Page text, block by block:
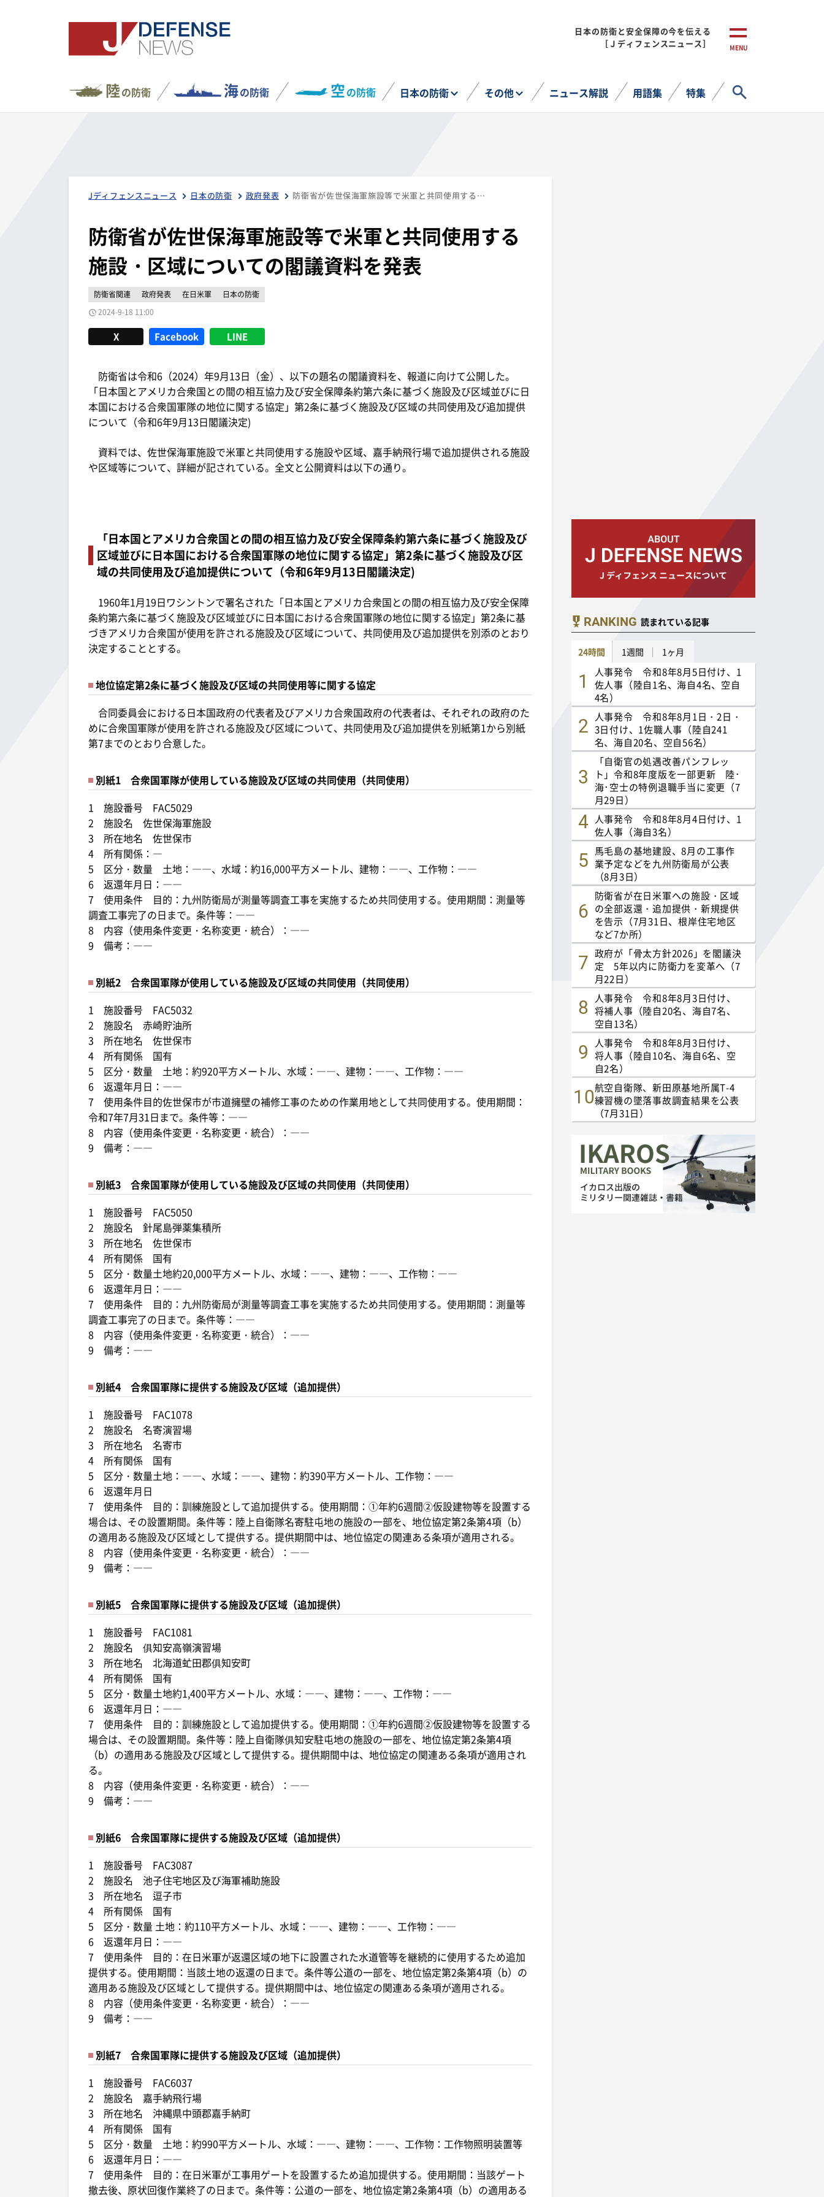
日本の防衛と安全保障の今を伝える
［Ｊディフェンスニュース］
MENU
陸の防衛 海の防衛 空の防衛 日本の防衛 その他 ニュース解説 用語集 特集
Jディフェンスニュース 日本の防衛 政府発表 防衛省が佐世保海軍施設等で米軍と共同使用する施設・区域についての閣議資料を発表
防衛省が佐世保海軍施設等で米軍と共同使用する
施設・区域についての閣議資料を発表
防衛省関連 政府発表 在日米軍
日本の防衛
2024-9-18 11:00
X Facebook LINE
防衛省は令和6（2024）年9月13日（金）、以下の題名の閣議資料を、報道に向けて公開した。
「日本国とアメリカ合衆国との間の相互協力及び安全保障条約第六条に基づく施設及び区域並びに日
本国における合衆国軍隊の地位に関する協定」第2条に基づく施設及び区域の共同使用及び追加提供
について（令和6年9月13日閣議決定)
資料では、佐世保海軍施設で米軍と共同使用する施設や区域、嘉手納飛行場で追加提供される施設
や区域等について、詳細が記されている。全文と公開資料は以下の通り。
「日本国とアメリカ合衆国との間の相互協力及び安全保障条約第六条に基づく施設及び
区域並びに日本国における合衆国軍隊の地位に関する協定」第2条に基づく施設及び区
域の共同使用及び追加提供について（令和6年9月13日閣議決定)
1960年1月19日ワシントンで署名された「日本国とアメリカ合衆国との間の相互協力及び安全保障
条約第六条に基づく施設及び区域並びに日本国における合衆国軍隊の地位に関する協定」第2条に基
づきアメリカ合衆国が使用を許される施設及び区域について、共同使用及び追加提供を別添のとおり
決定することとする。
地位協定第2条に基づく施設及び区域の共同使用等に関する協定
合同委員会における日本国政府の代表者及びアメリカ合衆国政府の代表者は、それぞれの政府のた
めに合衆国軍隊が使用を許される施設及び区域について、共同使用及び追加提供を別紙第1から別紙
第7までのとおり合意した。
別紙1 合衆国軍隊が使用している施設及び区域の共同使用（共同使用）
1 施設番号 FAC5029
2 施設名 佐世保海軍施設
3 所在地名 佐世保市
4 所有関係：―
5 区分・数量 土地：――、水域：約16,000平方メートル、建物：――、工作物：――
6 返還年月日：――
7 使用条件 目的：九州防衛局が測量等調査工事を実施するため共同使用する。使用期間：測量等
調査工事完了の日まで。条件等：――
8 内容（使用条件変更・名称変更・統合）：――
9 備考：――
別紙2 合衆国軍隊が使用している施設及び区域の共同使用（共同使用）
1 施設番号 FAC5032
2 施設名 赤崎貯油所
3 所在地名 佐世保市
4 所有関係 国有
5 区分・数量 土地：約920平方メートル、水域：――、建物：――、工作物：――
6 返還年月日：――
7 使用条件目的佐世保市が市道擁壁の補修工事のための作業用地として共同使用する。使用期間：
令和7年7月31日まで。条件等：――
8 内容（使用条件変更・名称変更・統合）：――
9 備考：――
別紙3 合衆国軍隊が使用している施設及び区域の共同使用（共同使用）
1 施設番号 FAC5050
2 施設名 針尾島弾薬集積所
3 所在地名 佐世保市
4 所有関係 国有
5 区分・数量土地約20,000平方メートル、水域：――、建物：――、工作物：――
6 返還年月日：――
7 使用条件 目的：九州防衛局が測量等調査工事を実施するため共同使用する。使用期間：測量等
調査工事完了の日まで。条件等：――
8 内容（使用条件変更・名称変更・統合）：――
9 備考：――
別紙4 合衆国軍隊に提供する施設及び区域（追加提供）
1 施設番号 FAC1078
2 施設名 名寄演習場
3 所在地名 名寄市
4 所有関係 国有
5 区分・数量土地：――、水域：――、建物：約390平方メートル、工作物：――
6 返還年月日
7 使用条件 目的：訓練施設として追加提供する。使用期間：①年約6週間②仮設建物等を設置する
場合は、その設置期間。条件等：陸上自衛隊名寄駐屯地の施設の一部を、地位協定第2条第4項（b）
の適用ある施設及び区域として提供する。提供期間中は、地位協定の関連ある条項が適用される。
8 内容（使用条件変更・名称変更・統合）：――
9 備考：――
別紙5 合衆国軍隊に提供する施設及び区域（追加提供）
1 施設番号 FAC1081
2 施設名 俱知安高嶺演習場
3 所在地名 北海道虻田郡俱知安町
4 所有関係 国有
5 区分・数量土地約1,400平方メートル、水域：――、建物：――、工作物：――
6 返還年月日：――
7 使用条件 目的：訓練施設として追加提供する。使用期間：①年約6週間②仮設建物等を設置する
場合は、その設置期間。条件等：陸上自衛隊俱知安駐屯地の施設の一部を、地位協定第2条第4項
（b）の適用ある施設及び区域として提供する。提供期間中は、地位協定の関連ある条項が適用され
る。
8 内容（使用条件変更・名称変更・統合）：――
9 備考：――
別紙6 合衆国軍隊に提供する施設及び区域（追加提供）
1 施設番号 FAC3087
2 施設名 池子住宅地区及び海軍補助施設
3 所在地名 逗子市
4 所有関係 国有
5 区分・数量 土地：約110平方メートル、水域：――、建物：――、工作物：――
6 返還年月日：――
7 使用条件 目的：在日米軍が返還区域の地下に設置された水道管等を継続的に使用するため追加
提供する。使用期間：当該土地の返還の日まで。条件等公道の一部を、地位協定第2条第4項（b）の
適用ある施設及び区域として提供する。提供期間中は、地位協定の関連ある条項が適用される。
8 内容（使用条件変更・名称変更・統合）：――
9 備考：――
別紙7 合衆国軍隊に提供する施設及び区域（追加提供）
1 施設番号 FAC6037
2 施設名 嘉手納飛行場
3 所在地名 沖縄県中頭郡嘉手納町
4 所有関係 国有
5 区分・数量 土地：約990平方メートル、水域：――、建物：――、工作物：工作物照明装置等
6 返還年月日：――
7 使用条件 目的：在日米軍が工事用ゲートを設置するため追加提供する。使用期間：当該ゲート
撤去後、原状回復作業終了の日まで。条件等：公道の一部を、地位協定第2条第4項（b）の適用ある
RANKING 読まれている記事
24時間 1週間 1ヶ月
人事発令 令和8年8月5日付け、1
佐人事（陸自1名、海自4名、空自
4名）
人事発令 令和8年8月1日・2日・
3日付け、1佐職人事（陸自241
名、海自20名、空自56名）
「自衛官の処遇改善パンフレッ
ト」令和8年度版を一部更新 陸･
海･空士の特例退職手当に変更（7
月29日）
人事発令 令和8年8月4日付け、1
佐人事（海自3名）
馬毛島の基地建設、8月の工事作
業予定などを九州防衛局が公表
（8月3日）
防衛省が在日米軍への施設・区域
の全部返還・追加提供・新規提供
を告示（7月31日、根岸住宅地区
など7か所）
政府が「骨太方針2026」を閣議決
定 5年以内に防衛力を変革へ（7
月22日）
人事発令 令和8年8月3日付け、
将補人事（陸自20名、海自7名、
空自13名）
人事発令 令和8年8月3日付け、
将人事（陸自10名、海自6名、空
自2名）
航空自衛隊、新田原基地所属T-4
練習機の墜落事故調査結果を公表
（7月31日）